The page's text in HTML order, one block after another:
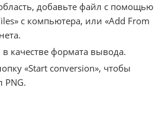
добавьте файл с помощью
с компьютера, или «Add From
качестве формата вывода.
«Start conversion», чтобы
PNG.